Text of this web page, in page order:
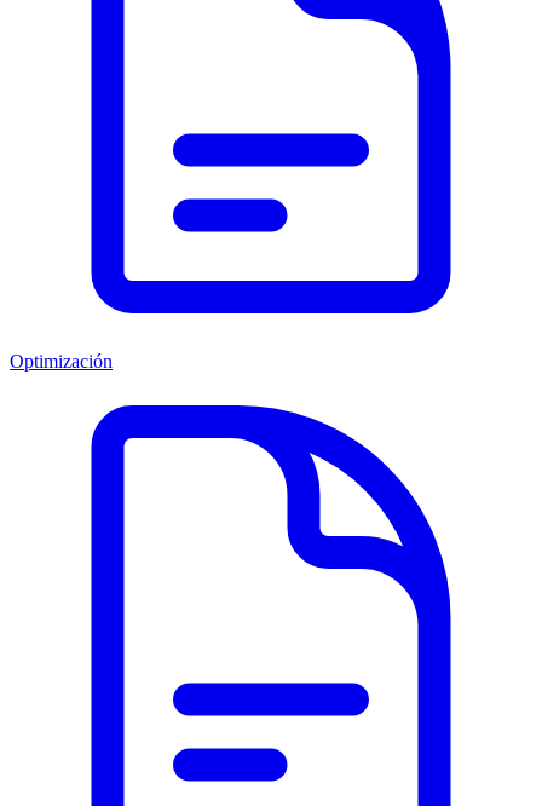
Optimización